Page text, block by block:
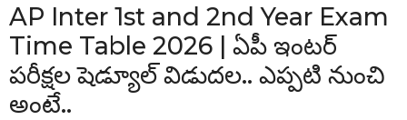
AP Inter 1st and 2nd Year Exam
Time Table 2026 | ఏపీ ఇంటర్
పరీక్షల షెడ్యూల్ విడుదల.. ఎప్పటి నుంచి
అంటే..